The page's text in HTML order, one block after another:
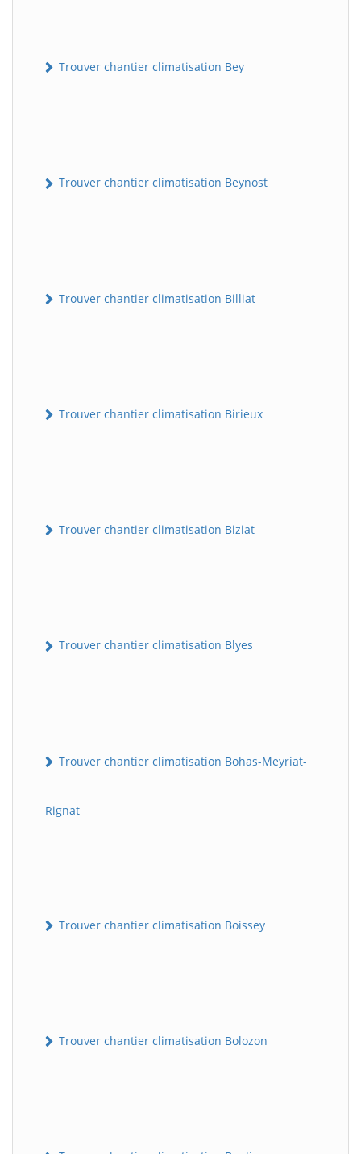
Trouver chantier climatisation Bey
Trouver chantier climatisation Beynost
Trouver chantier climatisation Billiat
Trouver chantier climatisation Birieux
Trouver chantier climatisation Biziat
Trouver chantier climatisation Blyes
Trouver chantier climatisation Bohas-Meyriat-
Rignat
Trouver chantier climatisation Boissey
Trouver chantier climatisation Bolozon